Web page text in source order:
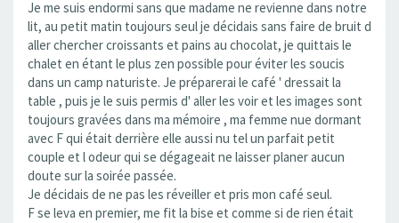
Je me suis endormi sans que madame ne revienne dans notre
lit, au petit matin toujours seul je décidais sans faire de bruit d
aller chercher croissants et pains au chocolat, je quittais le
chalet en étant le plus zen possible pour éviter les soucis
dans un camp naturiste. Je préparerai le café ' dressait la
table , puis je le suis permis d' aller les voir et les images sont
toujours gravées dans ma mémoire , ma femme nue dormant
avec F qui était derrière elle aussi nu tel un parfait petit
couple et l odeur qui se dégageait ne laisser planer aucun
doute sur la soirée passée.
Je décidais de ne pas les réveiller et pris mon café seul.
F se leva en premier, me fit la bise et comme si de rien était